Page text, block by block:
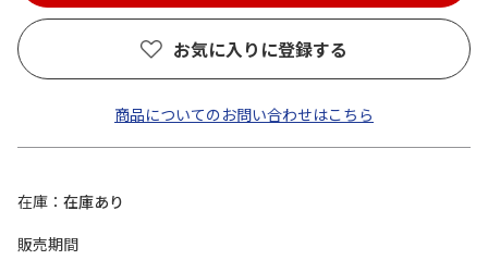
お気に入りに登録する
商品についてのお問い合わせはこちら
在庫
在庫あり
販売期間